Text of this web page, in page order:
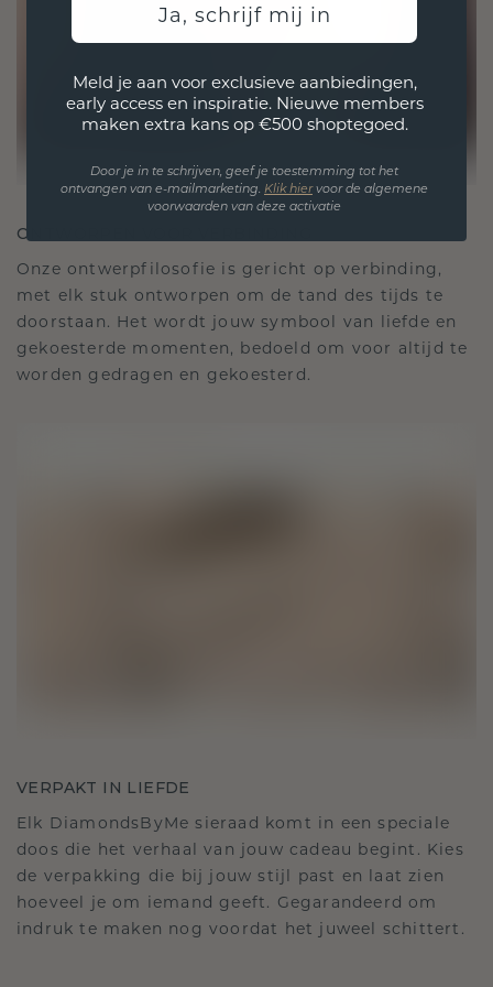
ONTWORPEN VOOR VERBINDING
Onze ontwerpfilosofie is gericht op verbinding,
met elk stuk ontworpen om de tand des tijds te
doorstaan. Het wordt jouw symbool van liefde en
gekoesterde momenten, bedoeld om voor altijd te
worden gedragen en gekoesterd.
VERPAKT IN LIEFDE
Elk DiamondsByMe sieraad komt in een speciale
doos die het verhaal van jouw cadeau begint. Kies
de verpakking die bij jouw stijl past en laat zien
hoeveel je om iemand geeft. Gegarandeerd om
indruk te maken nog voordat het juweel schittert.
Ja, schrijf mij in
Meld je aan voor exclusieve aanbiedingen,
early access en inspiratie. Nieuwe members
maken extra kans op €500 shoptegoed.
Door je in te schrijven, geef je toestemming tot het
ontvangen van e-mailmarketing. Klik hiervoor de algemene
voorwaarden van deze activatie